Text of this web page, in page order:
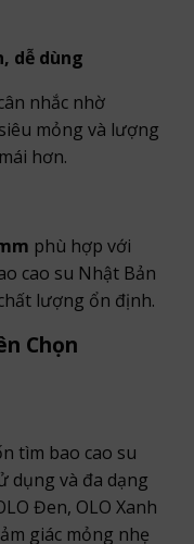
dễ dùng
nhắc nhờ
mỏng và lượng
hơn.
phù hợp với
cao su Nhật Bản
lượng ổn định.
Chọn
tìm bao cao su
dụng và đa dạng
Đen, OLO Xanh
giác mỏng nhẹ